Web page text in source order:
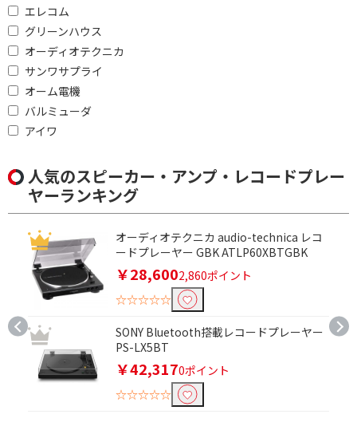
エレコム
グリーンハウス
オーディオテクニカ
サンワサプライ
オーム電機
バルミューダ
アイワ
人気のスピーカー・アンプ・レコードプレー
ヤーランキング
オーディオテクニカ audio-technica レコ
ードプレーヤー GBK ATLP60XBTGBK
￥28,6002,860ポイント
☆☆☆☆☆
SONY Bluetooth搭載レコードプレーヤー
PS-LX5BT
￥42,3170ポイント
☆☆☆☆☆